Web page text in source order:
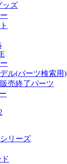
ッズ
ル(パーツ検索用)
売終了パーツ
リーズ